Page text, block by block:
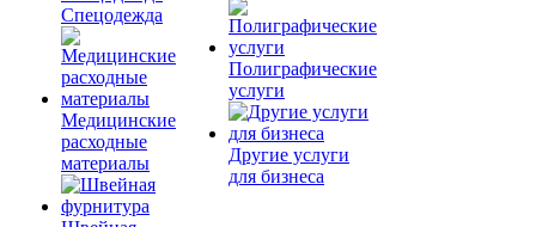
Спецодежда
Медицинские
расходные
материалы
Полиграфические
услуги
Другие услуги
для бизнеса